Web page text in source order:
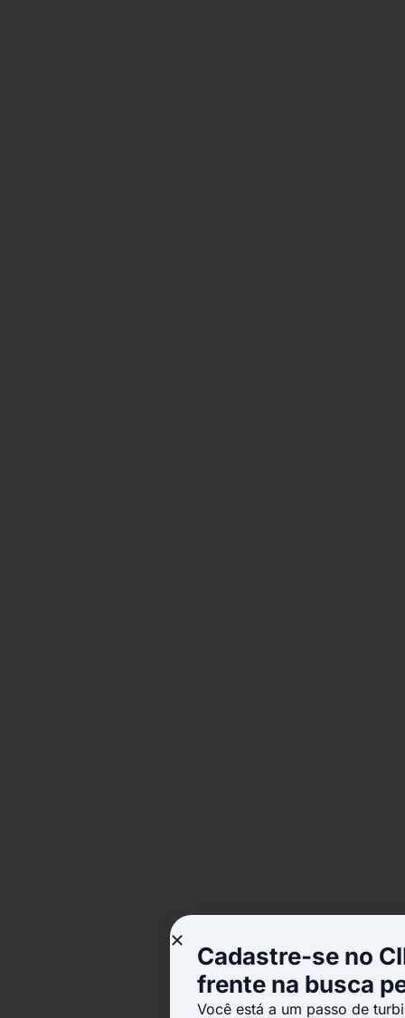
Cadastre-se no
frente na busca
Você está a um passo de